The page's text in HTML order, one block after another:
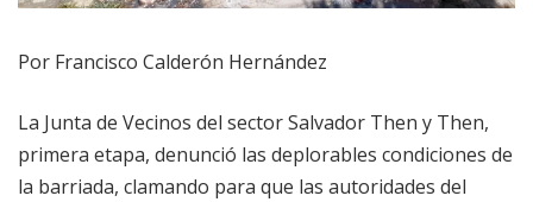
Por Francisco Calderón Hernández
La Junta de Vecinos del sector Salvador Then y Then,
primera etapa, denunció las deplorables condiciones de
la barriada, clamando para que las autoridades del